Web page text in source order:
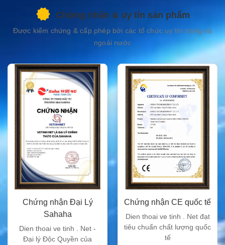
Fleet Xpress
cho tàu biển
Term Flexible
cho tàu biển
Chứng nhận & uy tín sản phẩm
Được kiểm chứng & cấp phép bởi các tổ chức uy tín trong và
ngoài nước
Chứng nhận Đại Lý
Sahaha
Dien thoai ve tinh . Net -
Đại lý Độc Quyền của
Chứng nhận CE quốc tế
Dien thoai ve tinh . Net đạt
tiêu chuẩn chất lượng quốc
tế